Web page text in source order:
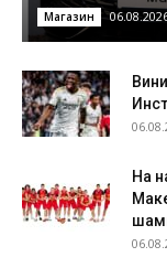
Магазин
На